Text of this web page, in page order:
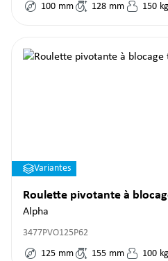
100 mm 128 mm 150 kg
Variantes
Roulette pivotante à
Alpha
3477PVO125P62
125 mm 155 mm 100 kg